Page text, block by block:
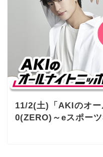
11/2(土)「AKIのオ
0(ZERO)～eスポー